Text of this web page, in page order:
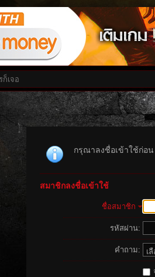
กรุณาลงชื่อเข้าใช้ก่อน
สมาชิกลงชื่อเข้าใช้
ชื่อสมาชิก
รหัสผ่าน:
คำถาม: